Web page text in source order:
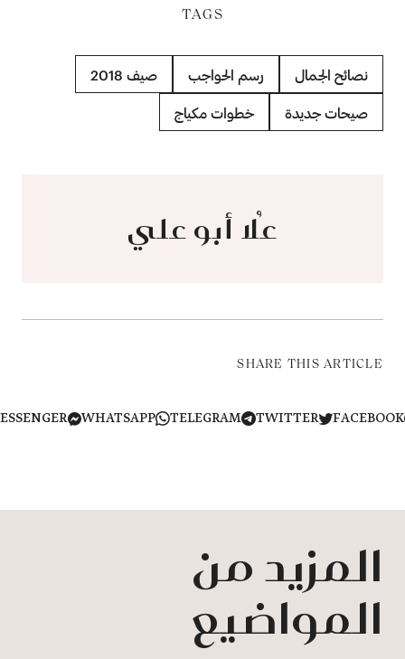
TAGS
نصائح الجمال رسم الحواجب صيف 2018
صيحات جديدة خطوات مكياج
عُلا أبو علي
SHARE THIS ARTICLE
TWITTER
TELEGRAM
WHATSAPP
MESSENGER
المزيد من
المواضيع